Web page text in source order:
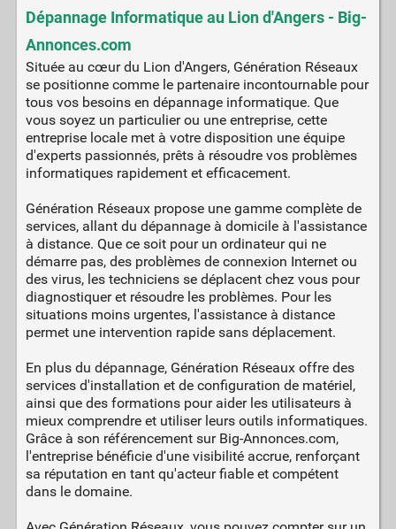
Dépannage Informatique au Lion d'Angers - Big-
Annonces.com
Située au cœur du Lion d'Angers, Génération Réseaux
se positionne comme le partenaire incontournable pour
tous vos besoins en dépannage informatique. Que
vous soyez un particulier ou une entreprise, cette
entreprise locale met à votre disposition une équipe
d'experts passionnés, prêts à résoudre vos problèmes
informatiques rapidement et efficacement.
Génération Réseaux propose une gamme complète de
services, allant du dépannage à domicile à l'assistance
à distance. Que ce soit pour un ordinateur qui ne
démarre pas, des problèmes de connexion Internet ou
des virus, les techniciens se déplacent chez vous pour
diagnostiquer et résoudre les problèmes. Pour les
situations moins urgentes, l'assistance à distance
permet une intervention rapide sans déplacement.
En plus du dépannage, Génération Réseaux offre des
services d'installation et de configuration de matériel,
ainsi que des formations pour aider les utilisateurs à
mieux comprendre et utiliser leurs outils informatiques.
Grâce à son référencement sur Big-Annonces.com,
l'entreprise bénéficie d'une visibilité accrue, renforçant
sa réputation en tant qu'acteur fiable et compétent
dans le domaine.